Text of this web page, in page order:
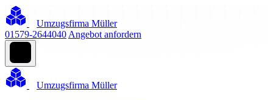
Umzugsfirma Müller
01579-2644040 Angebot anfordern
Umzugsfirma Müller